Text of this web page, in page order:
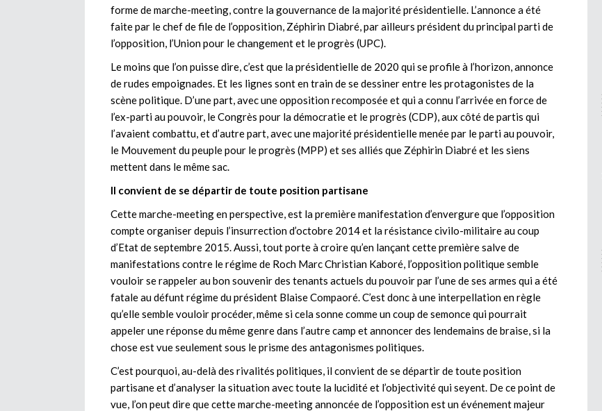
forme de marche-meeting, contre la gouvernance de la majorité présidentielle. L’annonce a été
faite par le chef de file de l’opposition, Zéphirin Diabré, par ailleurs président du principal parti de
l’opposition, l’Union pour le changement et le progrès (UPC).
Le moins que l’on puisse dire, c’est que la présidentielle de 2020 qui se profile à l’horizon, annonce
de rudes empoignades. Et les lignes sont en train de se dessiner entre les protagonistes de la
scène politique. D’une part, avec une opposition recomposée et qui a connu l’arrivée en force de
l’ex-parti au pouvoir, le Congrès pour la démocratie et le progrès (CDP), aux côté de partis qui
l’avaient combattu, et d’autre part, avec une majorité présidentielle menée par le parti au pouvoir,
le Mouvement du peuple pour le progrès (MPP) et ses alliés que Zéphirin Diabré et les siens
mettent dans le même sac.
Il convient de se départir de toute position partisane
Cette marche-meeting en perspective, est la première manifestation d’envergure que l’opposition
compte organiser depuis l’insurrection d’octobre 2014 et la résistance civilo-militaire au coup
d’Etat de septembre 2015. Aussi, tout porte à croire qu’en lançant cette première salve de
manifestations contre le régime de Roch Marc Christian Kaboré, l’opposition politique semble
vouloir se rappeler au bon souvenir des tenants actuels du pouvoir par l’une de ses armes qui a été
fatale au défunt régime du président Blaise Compaoré. C’est donc à une interpellation en règle
qu’elle semble vouloir procéder, même si cela sonne comme un coup de semonce qui pourrait
appeler une réponse du même genre dans l’autre camp et annoncer des lendemains de braise, si la
chose est vue seulement sous le prisme des antagonismes politiques.
C’est pourquoi, au-delà des rivalités politiques, il convient de se départir de toute position
partisane et d’analyser la situation avec toute la lucidité et l’objectivité qui seyent. De ce point de
vue, l’on peut dire que cette marche-meeting annoncée de l’opposition est un événement majeur